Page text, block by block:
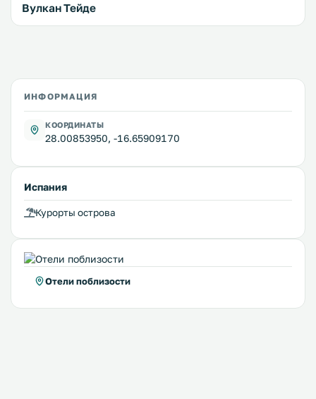
Вулкан Тейде
ИНФОРМАЦИЯ
КООРДИНАТЫ
28.00853950, -16.65909170
Испания
Курорты острова
Отели поблизости